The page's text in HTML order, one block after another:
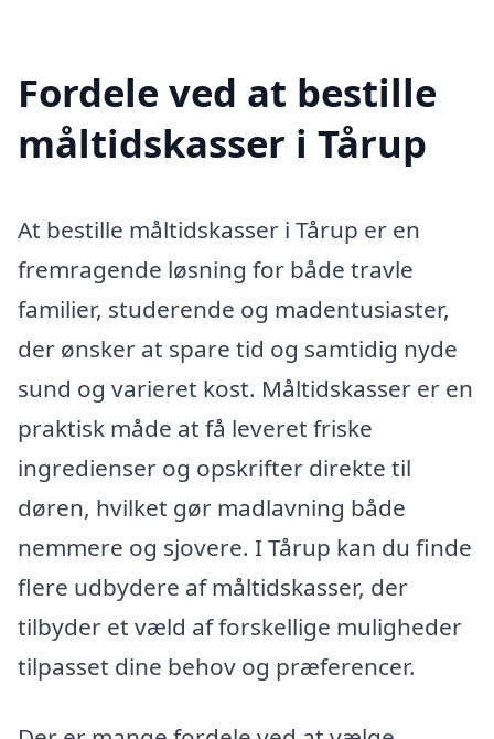
Fordele ved at bestille
måltidskasser i Tårup
At bestille måltidskasser i Tårup er en
fremragende løsning for både travle
familier, studerende og madentusiaster,
der ønsker at spare tid og samtidig nyde
sund og varieret kost. Måltidskasser er en
praktisk måde at få leveret friske
ingredienser og opskrifter direkte til
døren, hvilket gør madlavning både
nemmere og sjovere. I Tårup kan du finde
flere udbydere af måltidskasser, der
tilbyder et væld af forskellige muligheder
tilpasset dine behov og præferencer.